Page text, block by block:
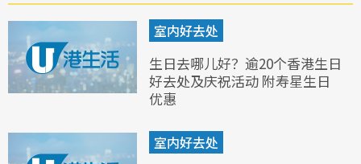
室内好去处
生日去哪儿好？逾20个香港生日
好去处及庆祝活动 附寿星生日
优惠
室内好去处